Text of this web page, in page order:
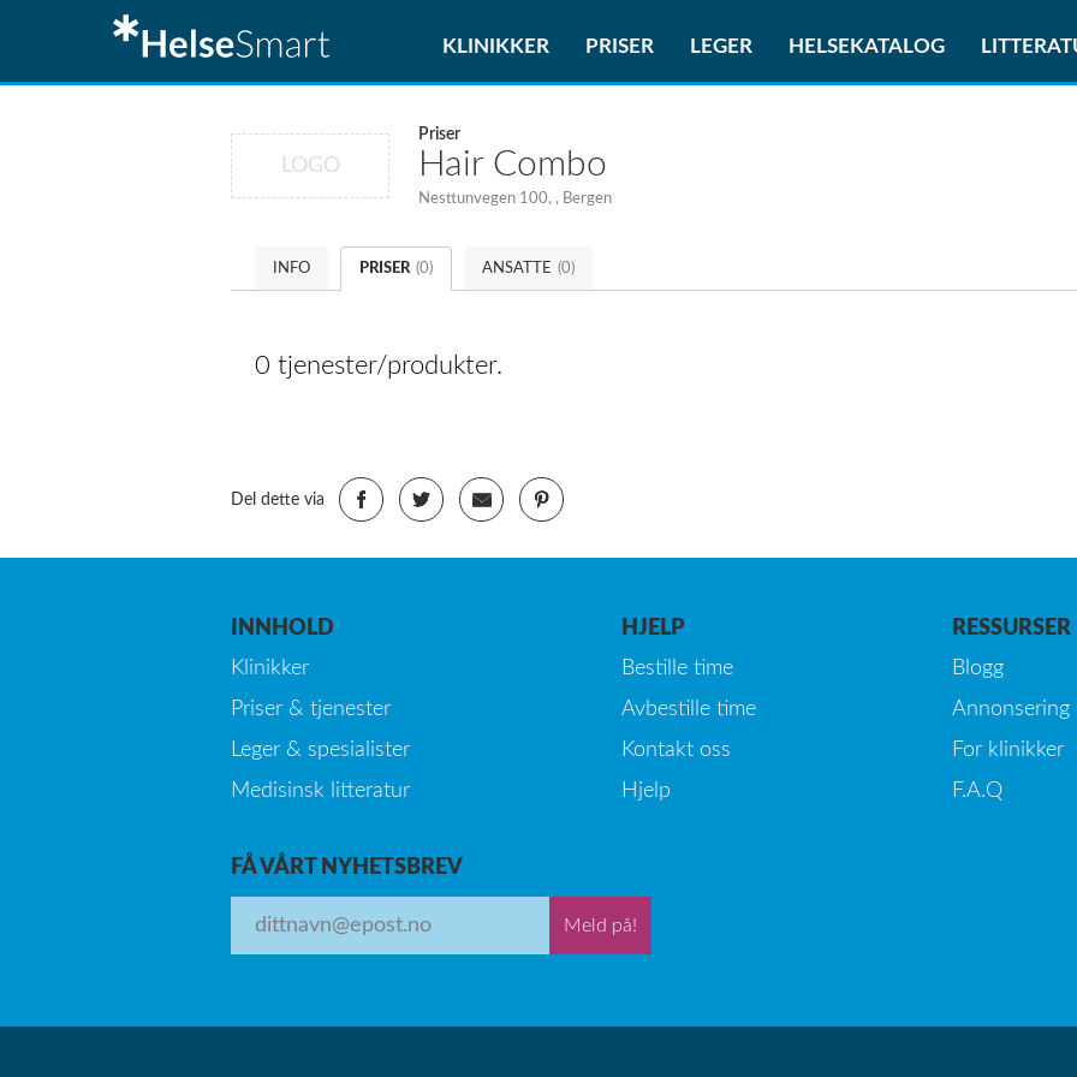
KLINIKKER PRISER LEGER HELSEKATALOG
LOGO
Priser
Hair Combo
Nesttunvegen 100, , Bergen
INFO PRISER (0) ANSATTE (0)
0 tjenester/produkter.
Del dette via
INNHOLD
Klinikker
Priser & tjenester
Leger & spesialister
Medisinsk litteratur
HJELP
Bestille time
Avbestille time
Kontakt oss
Hjelp
RESSURSER
Blogg
Annonsering
For klinikker
F.A.Q
FÅ VÅRT NYHETSBREV
Meld på!